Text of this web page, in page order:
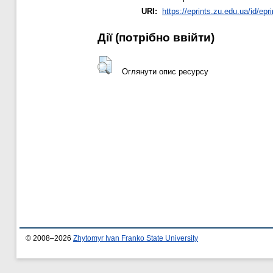
URI:
https://eprints.zu.edu.ua/id/
Дії ​​(потрібно ввійти)
Оглянути опис ресурсу
© 2008–2026 Zhytomyr Ivan Franko State University